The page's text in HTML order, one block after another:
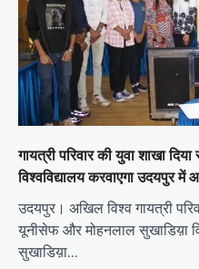
गायत्री परिवार की युवा शाखा
विश्वविद्यालय करवाएगा उदयपुर में
उदयपुर। अखिल विश्व गायत्री
यूनीसेफ और मोहनलाल सुखाडिय़ा
सुखाडिय़ा…